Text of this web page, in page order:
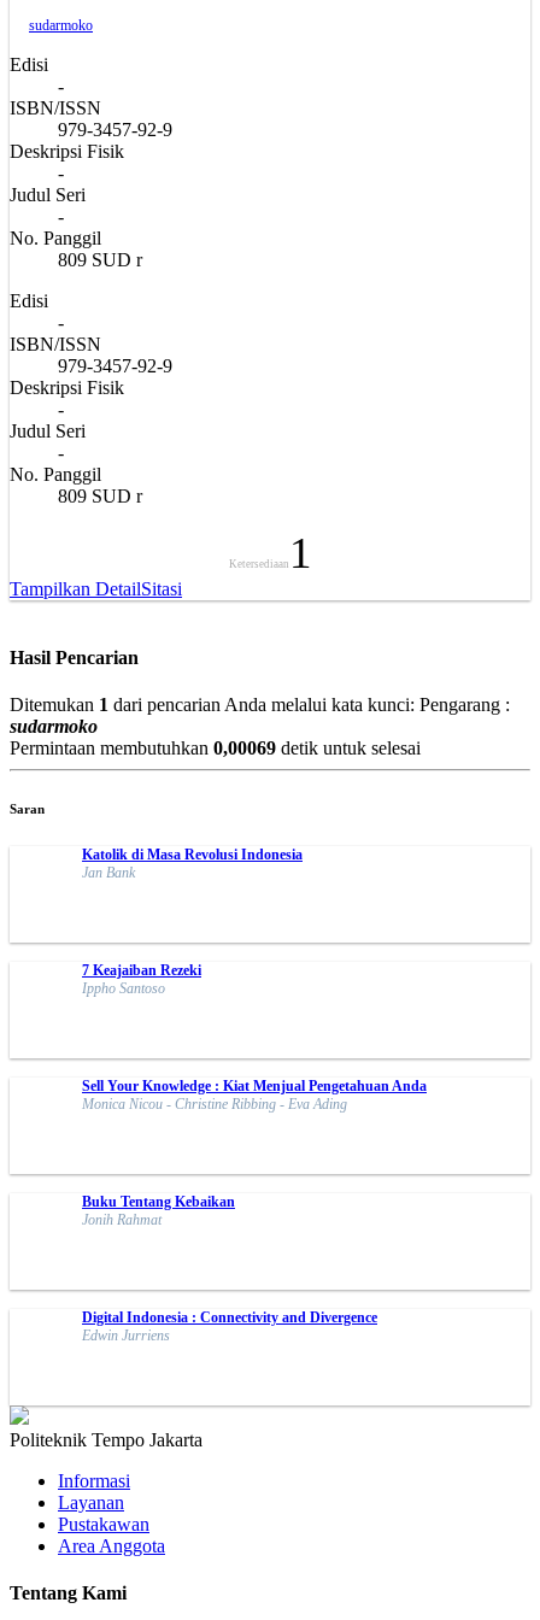
sudarmoko
Edisi
-
ISBN/ISSN
979-3457-92-9
Deskripsi Fisik
-
Judul Seri
-
No. Panggil
809 SUD r
Edisi
-
ISBN/ISSN
979-3457-92-9
Deskripsi Fisik
-
Judul Seri
-
No. Panggil
809 SUD r
Ketersediaan 1
Tampilkan DetailSitasi
Hasil Pencarian
Ditemukan 1 dari pencarian Anda melalui kata kunci: Pengarang :
sudarmoko
Permintaan membutuhkan 0,00069 detik untuk selesai
Saran
Katolik di Masa Revolusi Indonesia
Jan Bank
7 Keajaiban Rezeki
Ippho Santoso
Sell Your Knowledge : Kiat Menjual Pengetahuan Anda
Monica Nicou - Christine Ribbing - Eva Ading
Buku Tentang Kebaikan
Jonih Rahmat
Digital Indonesia : Connectivity and Divergence
Edwin Jurriens
Politeknik Tempo Jakarta
Informasi
Layanan
Pustakawan
Area Anggota
Tentang Kami